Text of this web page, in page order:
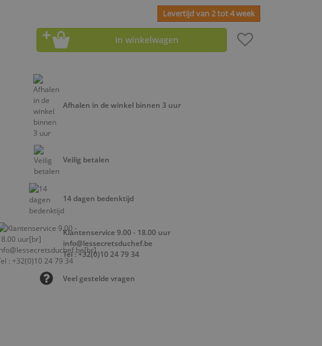
Levertijd van 2 tot 4 week
In winkelwagen
Afhalen in de winkel binnen 3 uur
Veilig betalen
14 dagen bedenktijd
Klantenservice 9.00 - 18.00 uur
info@lessecretsduchef.be
Tel : +32(0)10 24 79 34
Veel gestelde vragen